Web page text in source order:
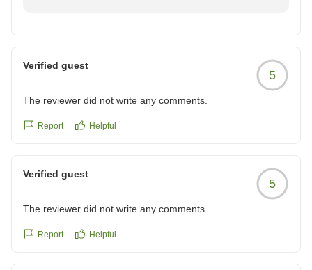
また、お部屋の清掃について、温かいお言葉をいただき
檜風呂は当館自慢の設備でございますので、お楽しみい
お楽しみいただけていたとのこと、料理長に申し伝えま
また京都へお越しのご機会がございましたら、ぜひ当館
Verified guest
5
The reviewer did not write any comments.
Report Helpful
Verified guest
5
The reviewer did not write any comments.
Report Helpful